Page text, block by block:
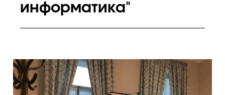
информатика"